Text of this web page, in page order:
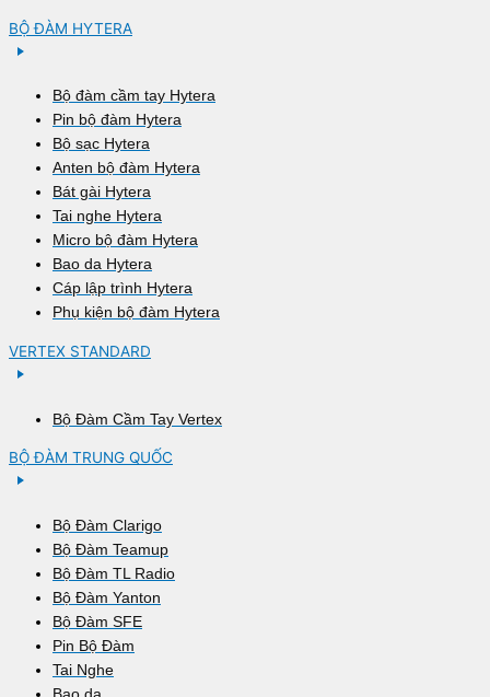
BỘ ĐÀM HYTERA
Bộ đàm cầm tay Hytera
Pin bộ đàm Hytera
Bộ sạc Hytera
Anten bộ đàm Hytera
Bát gài Hytera
Tai nghe Hytera
Micro bộ đàm Hytera
Bao da Hytera
Cáp lập trình Hytera
Phụ kiện bộ đàm Hytera
VERTEX STANDARD
Bộ Đàm Cầm Tay Vertex
BỘ ĐÀM TRUNG QUỐC
Bộ Đàm Clarigo
Bộ Đàm Teamup
Bộ Đàm TL Radio
Bộ Đàm Yanton
Bộ Đàm SFE
Pin Bộ Đàm
Tai Nghe